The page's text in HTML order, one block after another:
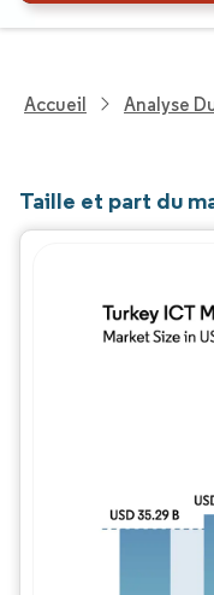
Accueil Analyse
Taille et part du